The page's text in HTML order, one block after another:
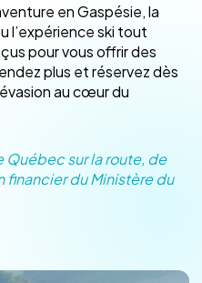
en Gaspésie, la
l’expérience ski tout
pour vous offrir des
plus et réservez dès
au cœur du
Québec sur la route, de
du Ministère du